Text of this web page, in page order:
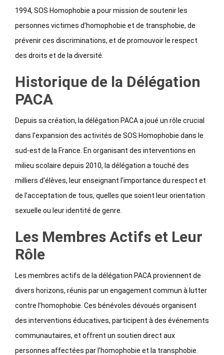
1994, SOS Homophobie a pour mission de soutenir les
personnes victimes d’homophobie et de transphobie, de
prévenir ces discriminations, et de promouvoir le respect
des droits et de la diversité.
Historique de la Délégation
PACA
Depuis sa création, la délégation PACA a joué un rôle crucial
dans l’expansion des activités de SOS Homophobie dans le
sud-est de la France. En organisant des interventions en
milieu scolaire depuis 2010, la délégation a touché des
milliers d’élèves, leur enseignant l’importance du respect et
de l’acceptation de tous, quelles que soient leur orientation
sexuelle ou leur identité de genre.
Les Membres Actifs et Leur
Rôle
Les membres actifs de la délégation PACA proviennent de
divers horizons, réunis par un engagement commun à lutter
contre l’homophobie. Ces bénévoles dévoués organisent
des interventions éducatives, participent à des événements
communautaires, et offrent un soutien direct aux
personnes affectées par l’homophobie et la transphobie.